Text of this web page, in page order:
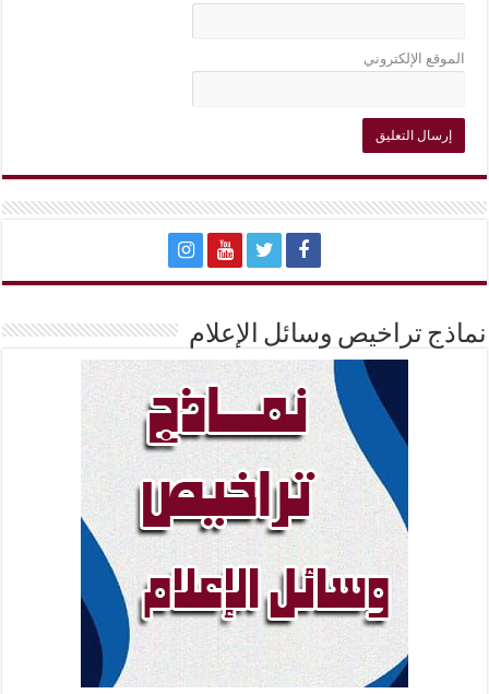
الموقع الإلكتروني
نماذج تراخيص وسائل الإعلام